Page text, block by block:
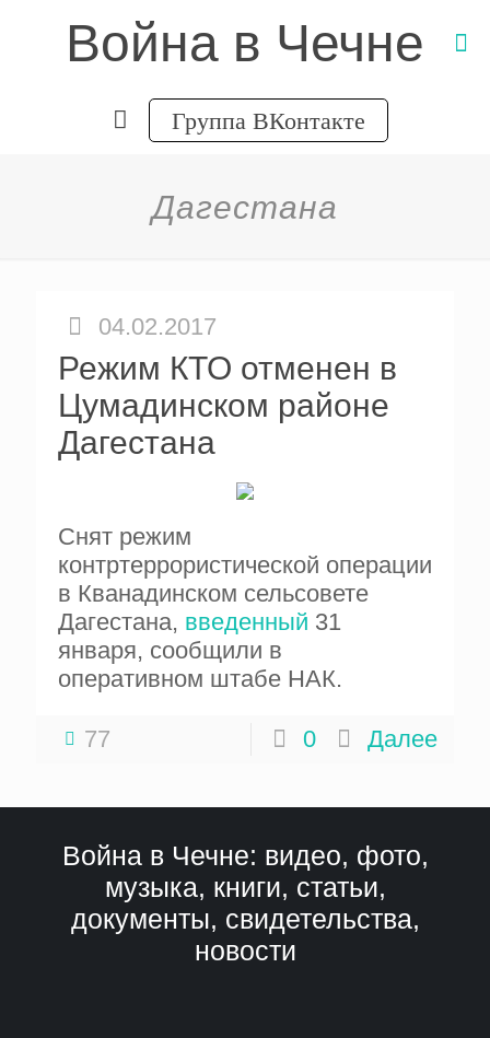
Война в Чечне
Группа ВКонтакте
Дагестана
04.02.2017
Режим КТО отменен в
Цумадинском районе
Дагестана
Снят режим
контртеррористической операции
в Кванадинском сельсовете
Дагестана, введенный 31
января, сообщили в
оперативном штабе НАК.
77 0 Далее
Война в Чечне: видео, фото,
музыка, книги, статьи,
документы, свидетельства,
новости